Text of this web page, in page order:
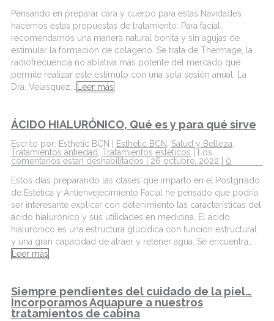
Pensando en preparar cara y cuerpo para estas Navidades
hacemos estas propuestas de tratamiento: Para facial
recomendamos una manera natural bonita y sin agujas de
estimular la formación de colágeno. Se trata de Thermage, la
radiofrecuencia no ablativa más potente del mercado que
permite realizar este estímulo con una sola sesión anual. La
Dra. Velasquez,… Leer más
ÁCIDO HIALURÓNICO, Qué es y para qué sirve
Escrito por: Esthetic BCN | Esthetic BCN Salud y Belleza
Tratamientos antiedad Tratamientos estéticos
Los
comentarios estan deshabilitados | 26 octubre, 2022 | 0
Estos días preparando las clases que imparto en el Postgrrado
de Estética y Antienvejecimiento Facial he pensado que podría
ser interesante explicar con detenimiento las características del
ácido hialurónico y sus utilidades en medicina. El ácido
hialurónico es una estructura glucídica con función estructural
y una gran capacidad de atraer y retener agua. Se encuentra…
Leer más
Siempre pendientes del cuidado de la piel…
Incorporamos Aquapure a nuestros
tratamientos de cabina